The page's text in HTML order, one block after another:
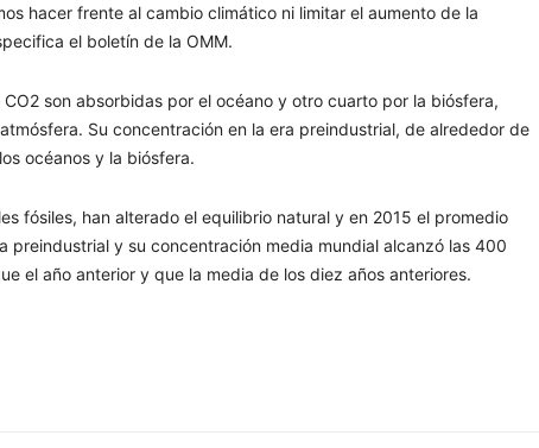
hacer frente al cambio climático ni limitar el aumento de la
el boletín de la OMM.
son absorbidas por el océano y otro cuarto por la biósfera,
Su concentración en la era preindustrial, de alrededor de
océanos y la biósfera.
fósiles, han alterado el equilibrio natural y en 2015 el promedio
preindustrial y su concentración media mundial alcanzó las 400
el año anterior y que la media de los diez años anteriores.